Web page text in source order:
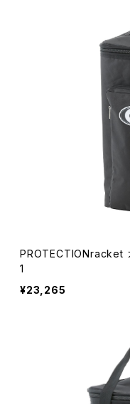
PROTECTIONracket
1
¥23,265